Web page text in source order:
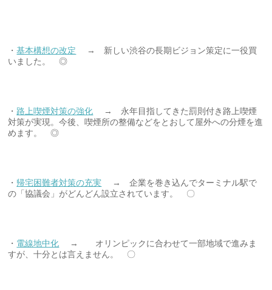
・基本構想の改定 → 新しい渋谷の長期ビジョン策定に一役買
いました。 ◎
・ 路上喫煙対策の強化 → 永年目指してきた罰則付き路上喫煙
対策が実現。今後、喫煙所の整備などをとおして屋外への分煙を進
めます。 ◎
・ 帰宅困難者対策の充実 → 企業を巻き込んでターミナル駅で
の「協議会」がどんどん設立されています。 〇
・ 電線地中化 → オリンピックに合わせて一部地域で進みま
すが、十分とは言えません。 〇